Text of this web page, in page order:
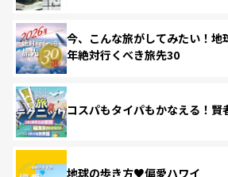
今、こんな旅がしてみたい！
年絶対行くべき旅先30
コスパもタイパもかなえる！賢
地球の歩き方♥偏愛ハワイ